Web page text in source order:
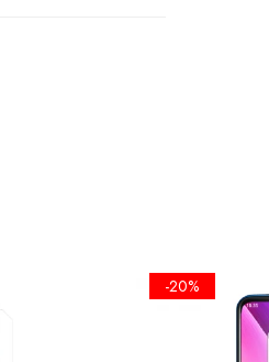
FOLOSI
UMET,
DE
-20%